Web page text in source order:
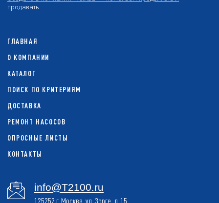
продавать
ГЛАВНАЯ
О КОМПАНИИ
КАТАЛОГ
ПОИСК ПО КРИТЕРИЯМ
ДОСТАВКА
РЕМОНТ НАСОСОВ
ОПРОСНЫЕ ЛИСТЫ
КОНТАКТЫ
info@T2100.ru
125252 г. Москва, ул. Зорге, д. 15